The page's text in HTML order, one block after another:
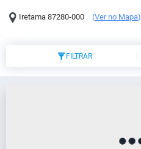
Iretama 87280-000 (Ver no Mapa)
FILTRAR